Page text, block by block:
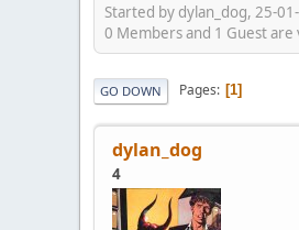
Started by dylan_dog, 25-
0 Members and 1 Guest are
GO DOWN Pages 1
dylan_dog
4